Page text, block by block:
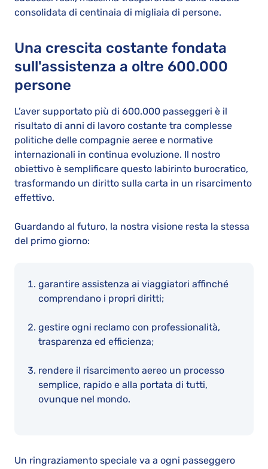
consolidata di centinaia di migliaia di persone.
Una crescita costante fondata
sull'assistenza a oltre 600.000
persone
L’aver supportato più di 600.000 passeggeri è il
risultato di anni di lavoro costante tra complesse
politiche delle compagnie aeree e normative
internazionali in continua evoluzione. Il nostro
obiettivo è semplificare questo labirinto burocratico,
trasformando un diritto sulla carta in un risarcimento
effettivo.
Guardando al futuro, la nostra visione resta la stessa
del primo giorno:
garantire assistenza ai viaggiatori affinché
comprendano i propri diritti;
gestire ogni reclamo con professionalità,
trasparenza ed efficienza;
rendere il risarcimento aereo un processo
semplice, rapido e alla portata di tutti,
ovunque nel mondo.
Un ringraziamento speciale va a ogni passeggero